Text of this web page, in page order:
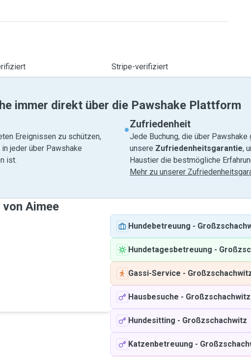
Stripe-verifiziert
immer direkt über die Pawshake Plattform
Ereignissen zu schützen,
in jeder über Pawshake
ist.
Zufriedenheit
Jede Buchung, die über
unsere Zufriedenheitsgarantie,
Haustier die bestmögliche
Mehr zu unserer
Aimee
Hundebetreuung -
Hundetagesbetreuung -
Gassi-Service -
Hausbesuche - Großzschachwitz
Hundesitting - Großzschachwitz
Katzenbetreuung -